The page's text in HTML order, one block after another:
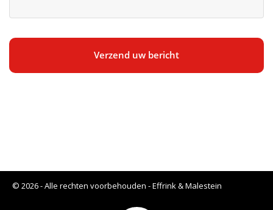
© 2026 - Alle rechten voorbehouden - Effrink & Malestein